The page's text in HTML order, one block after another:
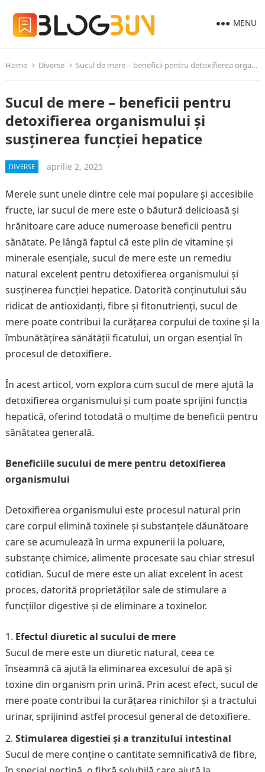
MENU
Home Diverse Sucul de mere – beneficii pentru detoxifierea organismului și susținerea funcției hepatice
Sucul de mere – beneficii pentru
detoxifierea organismului și
susținerea funcției hepatice
DIVERSE aprilie 2, 2025
Merele sunt unele dintre cele mai populare și accesibile
fructe, iar sucul de mere este o băutură delicioasă și
hrănitoare care aduce numeroase beneficii pentru
sănătate. Pe lângă faptul că este plin de vitamine și
minerale esențiale, sucul de mere este un remediu
natural excelent pentru detoxifierea organismului și
susținerea funcției hepatice. Datorită conținutului său
ridicat de antioxidanți, fibre și fitonutrienți, sucul de
mere poate contribui la curățarea corpului de toxine și la
îmbunătățirea sănătății ficatului, un organ esențial în
procesul de detoxifiere.
În acest articol, vom explora cum sucul de mere ajută la
detoxifierea organismului și cum poate sprijini funcția
hepatică, oferind totodată o mulțime de beneficii pentru
sănătatea generală.
Beneficiile sucului de mere pentru detoxifierea
organismului
Detoxifierea organismului este procesul natural prin
care corpul elimină toxinele și substanțele dăunătoare
care se acumulează în urma expunerii la poluare,
substanțe chimice, alimente procesate sau chiar stresul
cotidian. Sucul de mere este un aliat excelent în acest
proces, datorită proprietăților sale de stimulare a
funcțiilor digestive și de eliminare a toxinelor.
Efectul diuretic al sucului de mere
Sucul de mere este un diuretic natural, ceea ce
înseamnă că ajută la eliminarea excesului de apă și
toxine din organism prin urină. Prin acest efect, sucul de
mere poate contribui la curățarea rinichilor și a tractului
urinar, sprijinind astfel procesul general de detoxifiere.
Stimularea digestiei și a tranzitului intestinal
Sucul de mere conține o cantitate semnificativă de fibre,